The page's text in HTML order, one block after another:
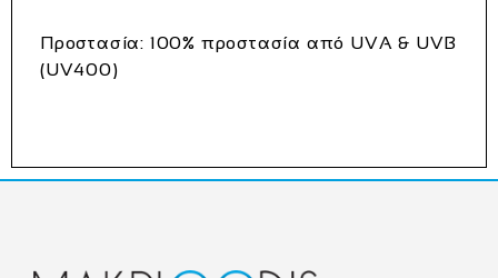
Προστασία: 100% προστασία από UVA & UVB
(UV400)